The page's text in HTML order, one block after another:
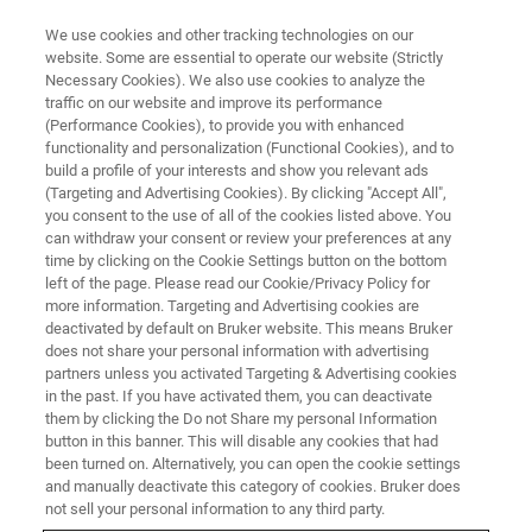
BRUKER NANO ANALYTICS PRÄSENTIERT IN KOOPERATION MIT HITACHI:
Einführung in die EDX-
Materialanalyse mit Tabletop-
REM
On-Demand Aufzeichnung - 56 Minuten
We use cookies and other tracking technologies on our
website. Some are essential to operate our website (Strictly
Necessary Cookies). We also use cookies to analyze the
traffic on our website and improve its performance
(Performance Cookies), to provide you with enhanced
functionality and personalization (Functional Cookies), and to
build a profile of your interests and show you relevant ads
(Targeting and Advertising Cookies). By clicking "Accept All",
you consent to the use of all of the cookies listed above. You
can withdraw your consent or review your preferences at any
time by clicking on the Cookie Settings button on the bottom
left of the page. Please read our Cookie/Privacy Policy for
more information. Targeting and Advertising cookies are
deactivated by default on Bruker website. This means Bruker
does not share your personal information with advertising
partners unless you activated Targeting & Advertising cookies
in the past. If you have activated them, you can deactivate
them by clicking the Do not Share my personal Information
button in this banner. This will disable any cookies that had
been turned on. Alternatively, you can open the cookie settings
and manually deactivate this category of cookies. Bruker does
not sell your personal information to any third party.